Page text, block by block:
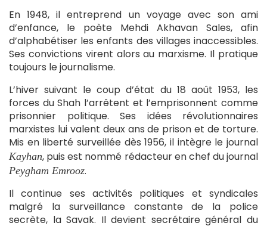
En 1948, il entreprend un voyage avec son ami
d’enfance, le poète Mehdi Akhavan Sales, afin
d’alphabétiser les enfants des villages inaccessibles.
Ses convictions virent alors au marxisme. Il pratique
toujours le journalisme.
L’hiver suivant le coup d’état du 18 août 1953, les
forces du Shah l’arrêtent et l’emprisonnent comme
prisonnier politique. Ses idées révolutionnaires
marxistes lui valent deux ans de prison et de torture.
Mis en liberté surveillée dès 1956, il intègre le journal
Kayhan, puis est nommé rédacteur en chef du journal
Peygham Emrooz.
Il continue ses activités politiques et syndicales
malgré la surveillance constante de la police
secrète, la Savak. Il devient secrétaire général du